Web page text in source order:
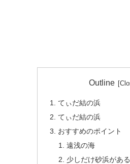
Outline
てぃだ結の浜
てぃだ結の浜
おすすめのポイント
遠浅の海
少しだけ砂浜がある